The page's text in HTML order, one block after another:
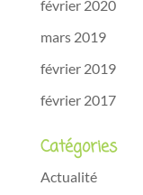
février 2020
mars 2019
février 2019
février 2017
Catégories
Actualité